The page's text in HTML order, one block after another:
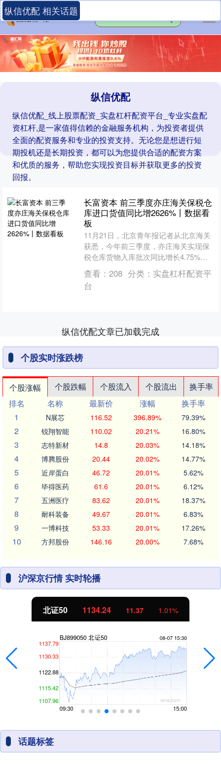
纵信优配
纵信优配_线上股票配资_实盘杠杆配资平台_专业实盘配
资杠杆,是一家值得信赖的金融服务机构，为投资者提供
全面的配资服务和专业的投资支持。无论您是想进行短
期投机还是长期投资，都可以为您提供合适的配资方案
和优质的服务，帮助您实现投资目标并获取更多的投资
回报。
纵信优配 相关话题
长富资本 前三季度亦庄海关保税仓
库进口货值同比增2626%丨数据看
板
11月21日，北京青年报记者从北京海关
获悉，今年前三季度，亦庄海关实现保
税仓库货物入库批次同比增长4.75%，
进口货值同比增长26.26%，占亦庄辖区
进口总额的....
查看： 208 分类： 实盘杠杆配资平
台
纵信优配文章已加载完成
个股实时涨跌榜
个股涨幅 个股跌幅 个股流入 个股流出
换手率
排名
名称 最新价 涨幅
换手率
1
N展芯 116.52 396.89% 79.39%
2 锐翔智能 110.02 20.21% 16.80%
3 志特新材 14.8 20.03% 14.18%
4 博腾股份 20.44 20.02% 14.77%
5 近岸蛋白 46.72 20.01% 5.62%
6 毕得医药 61.6 20.01% 6.12%
7 五洲医疗 83.62 20.01% 18.37%
8 耐科装备 49.67 20.01% 6.83%
9 一博科技 53.33 20.01% 17.26%
10 方邦股份 146.16 20.00% 7.68%
沪深京行情 实时轮播
北证50 1134.24 11.37 1.01%
话题标签